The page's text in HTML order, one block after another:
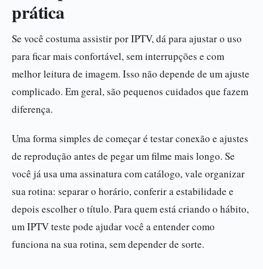
prática
Se você costuma assistir por IPTV, dá para ajustar o uso
para ficar mais confortável, sem interrupções e com
melhor leitura de imagem. Isso não depende de um ajuste
complicado. Em geral, são pequenos cuidados que fazem
diferença.
Uma forma simples de começar é testar conexão e ajustes
de reprodução antes de pegar um filme mais longo. Se
você já usa uma assinatura com catálogo, vale organizar
sua rotina: separar o horário, conferir a estabilidade e
depois escolher o título. Para quem está criando o hábito,
um IPTV teste pode ajudar você a entender como
funciona na sua rotina, sem depender de sorte.